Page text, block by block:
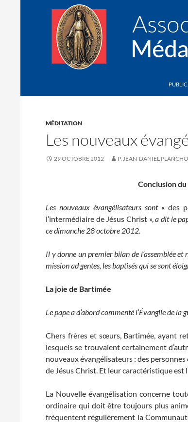
Association de la Médaille Miraculeuse
MÉDITATION
Les nouveaux
29 OCTOBRE 2012 P. JEAN-DANIEL
Conclusion
Les nouveaux évangélisateurs sont« des
l’intermédiaire de Jésus Christ »,a dit le
ce dimanche 28 octobre 2012.
Il y donne un premier bilan de l’assemblée
mission ad gentes, les baptisés qui se sont
La joie de Bartimée
Le pape a d’abord commenté l’Évangile de la
Chers frères et sœurs, Bartimée, ayant
lesquels se trouvaient certainement
nouveaux évangélisateurs : des
de Jésus Christ. Et leur caractéristique est
La Nouvelle évangélisation concerne
ordinaire qui doit être toujours plus
fréquentent régulièrement la